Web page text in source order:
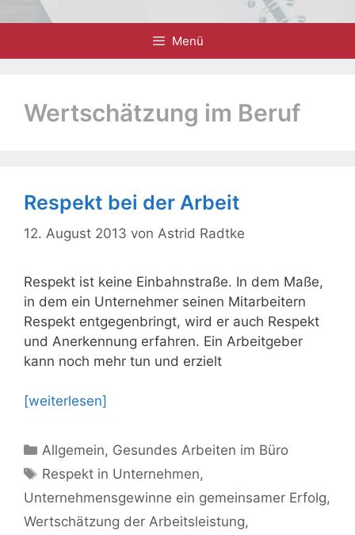
Menü
Wertschätzung im Beruf
Respekt bei der Arbeit
12. August 2013 von Astrid Radtke
Respekt ist keine Einbahnstraße. In dem Maße,
in dem ein Unternehmer seinen Mitarbeitern
Respekt entgegenbringt, wird er auch Respekt
und Anerkennung erfahren. Ein Arbeitgeber
kann noch mehr tun und erzielt
[weiterlesen]
Kategorien
Allgemein, Gesundes Arbeiten im Büro
Schlagwörter
Respekt in Unternehmen,
Unternehmensgewinne ein gemeinsamer Erfolg,
Wertschätzung der Arbeitsleistung,